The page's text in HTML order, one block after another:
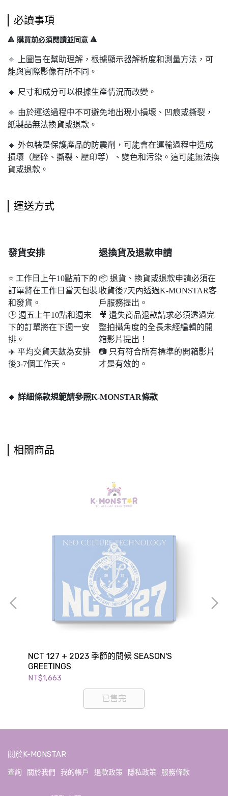
必讀事項
🔺 購買前必須閱讀並同意 🔺
🔸 上圖旨在幫助理解，根據顯示器解析度和測量方法，可
能與實際影像有所不同。
🔸 尺寸和成分可以根據生產情況而改變。
🔸 由於運送過程中不可避免地出現小損壞、凹痕或撕裂，
紙製品無法換貨或退款。
🔸 外包裝是保護產品的防震劑，可能會在運輸過程中造成
損壞（壓碎、撕裂、壓印等）、變色和污染。這可能無法換
貨或退款。
運送方式
發貨安排
⭐ 工作日上午10點前下的
訂單將在工作日當天包裝
和發貨。
🕒 週五上午10點和週末​​
下的訂單將在下週一安
排。
✈️ 平均交貨天數為安排
後3-7個工作天。
退換貨及退款申請
📦 退貨、換貨或退款申請必須在
收貨後7天內透過K-MONSTAR客
戶服務提出。
🎥 遺失商品退款請求必須透過完
整拍攝角度的全長未經編輯的開
箱影片提出！
📷 只有符合所有標準的開箱影片
才是有效的。
🔸 詳細條款規範請參照K-MONSTAR條款
相關商品
NCT 127 + 2023 季節的問候 SEASON'S
GREETINGS
NT$1,663
已售完
關於K-MONSTAR
查詢 關於我們 我的帳戶 退款政策 隱私政策 服務條款